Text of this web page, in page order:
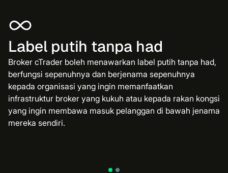
Label putih tanpa had
Broker cTrader boleh menawarkan label putih tanpa had,
berfungsi sepenuhnya dan berjenama sepenuhnya
kepada organisasi yang ingin memanfaatkan
infrastruktur broker yang kukuh atau kepada rakan kongsi
yang ingin membawa masuk pelanggan di bawah jenama
mereka sendiri.